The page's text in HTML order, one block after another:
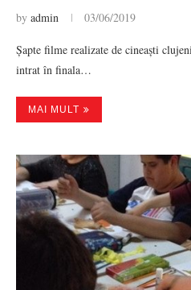
by admin 03/06/2019
Șapte filme realizate de cineaști
intrat în finala…
MAI MULT